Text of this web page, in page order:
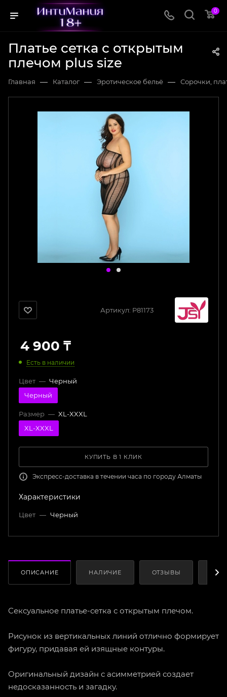
0
Платье сетка с открытым
плечом plus size
Главная — Каталог — Эротическое бельё — Сорочки,
Артикул: P81173
4 900 ₸
Есть в наличии
Цвет — Черный
Черный
Размер — XL-XXXL
XL-XXXL
КУПИТЬ В 1 КЛИК
Экспресс-доставка в течении часа по городу Алматы
Характеристики
Цвет — Черный
ОПИСАНИЕ НАЛИЧИЕ ОТЗЫВЫ
Сексуальное платье-сетка с открытым плечом.
Рисунок из вертикальных линий отлично формирует
фигуру, придавая ей изящные контуры.
Оригинальный дизайн с асимметрией создает
недосказанность и загадку.